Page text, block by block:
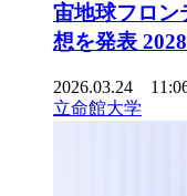
宙地球フロン
想を発表
2026.03.24
立命館大学